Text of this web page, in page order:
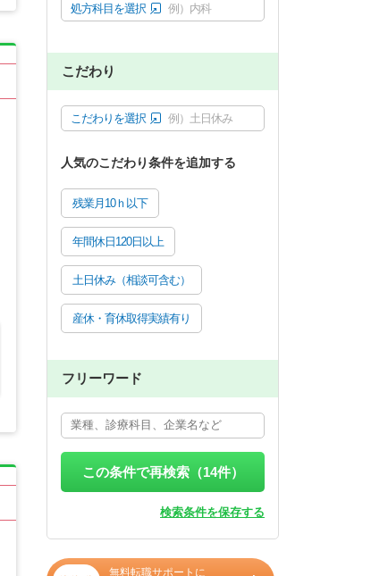
処方科目を選択 例）内科
こだわり
こだわりを選択 例）土日休み
人気のこだわり条件を追加する
残業月10ｈ以下
年間休日120日以上
土日休み（相談可含む）
産休・育休取得実績有り
フリーワード
この条件で再検索（14件）
検索条件を保存する
無料転職サポートに